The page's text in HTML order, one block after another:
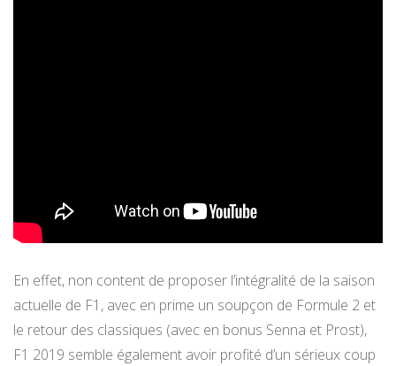
En effet, non content de proposer l’intégralité de la saison
actuelle de F1, avec en prime un soupçon de Formule 2 et
le retour des classiques (avec en bonus Senna et Prost),
F1 2019 semble également avoir profité d’un sérieux coup